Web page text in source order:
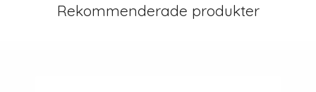
Rekommenderade produkter